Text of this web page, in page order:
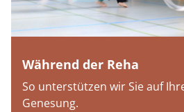
Während der Reha
So unterstützen wir Sie auf
Genesung.